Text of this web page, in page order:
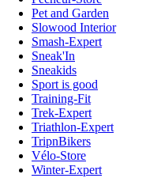
Pet and Garden
Slowood Interior
Smash-Expert
Sneak'In
Sneakids
Sport is good
Training-Fit
Trek-Expert
Triathlon-Expert
TripnBikers
Vélo-Store
Winter-Expert